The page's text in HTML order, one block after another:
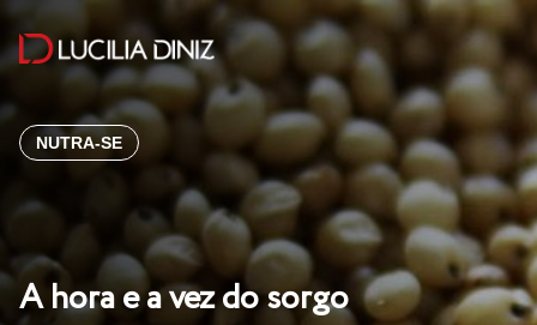
NUTRA-SE
A hora e a vez do sorgo